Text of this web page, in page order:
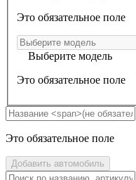
Это обязательное поле
Выберите модель
Это обязательное поле
Это обязательное поле
Добавить автомобиль